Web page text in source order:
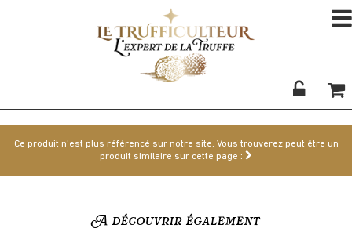
Ce produit n'est plus référencé sur notre site. Vous trouverez peut être un
produit similaire sur cette page :
A découvrir également